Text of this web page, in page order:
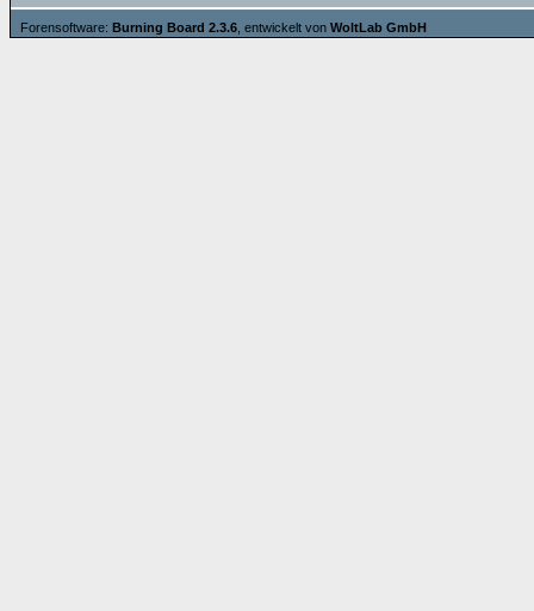
Forensoftware: Burning Board 2.3.6 , entwickelt von WoltLab GmbH